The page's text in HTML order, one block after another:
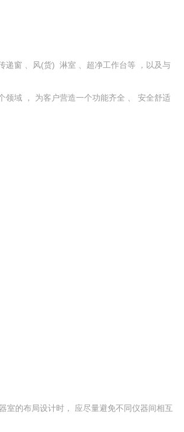
递窗 、风(货) 淋室 、超净工作台等 ，以及与
领域 ， 为客户营造一个功能齐全 、 安全舒适
室的布局设计时， 应尽量避免不同仪器间相互